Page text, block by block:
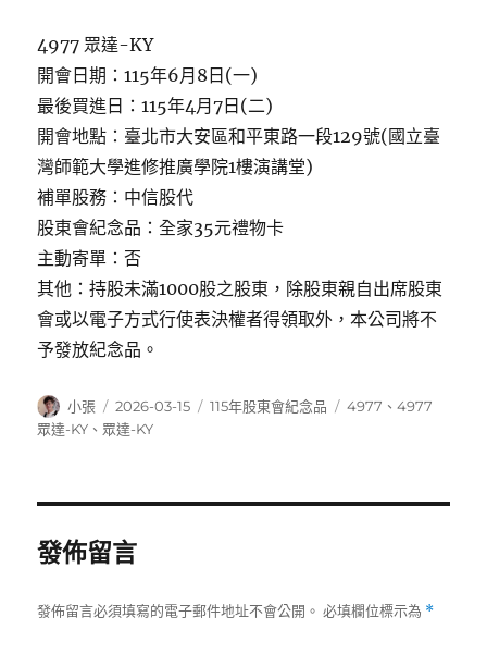
4977 眾達-KY
開會日期：115年6月8日(一)
最後買進日：115年4月7日(二)
開會地點：臺北市大安區和平東路一段129號(國立臺
灣師範大學進修推廣學院1樓演講堂)
補單股務：中信股代
股東會紀念品：全家35元禮物卡
主動寄單：否
其他：持股未滿1000股之股東，除股東親自出席股東
會或以電子方式行使表決權者得領取外，本公司將不
予發放紀念品。
作
者
小張
發
佈
2026-03-15
分
115年股東會紀念品
標
4977 、4977
眾達-KY 、 眾達-KY
發佈留言
發佈留言必須填寫的電子郵件地址不會公開。 必填欄位標示為 *